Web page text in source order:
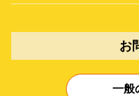
お
一般